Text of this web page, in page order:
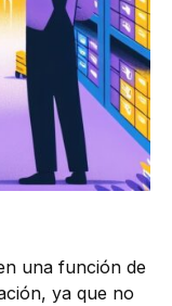
una función de
ya que no